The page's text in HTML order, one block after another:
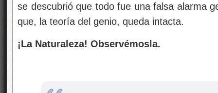
se descubrió que todo fue una falsa alarma
que, la teoría del genio, queda intacta.
¡La Naturaleza! Observémosla.